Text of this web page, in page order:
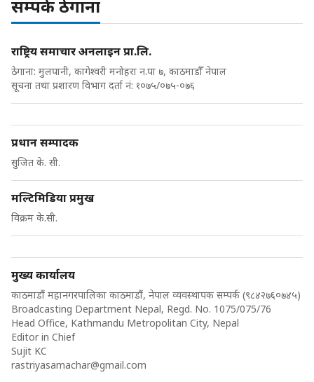
सम्पर्क ठेगाना
राष्ट्रिय समाचार अनलाइन प्रा.लि.
ठेगाना: मुलपानी, कागेश्वरी मनोहरा न.पा ७, काठमाडौँ नेपाल
सूचना तथा प्रशारण विभाग दर्ता नं: १०७५/०७५-०७६
प्रधान सम्पादक
सुजित के. सी.
मल्टिमिडिया प्रमुख
विक्रम के.सी.
मुख्य कार्यालय
काठमाडौं महानगरपालिका काठमाडौं, नेपाल व्यवस्थापक सम्पर्क (९८४२७६०७४५)
Broadcasting Department Nepal, Regd. No. 1075/075/76
Head Office, Kathmandu Metropolitan City, Nepal
Editor in Chief
Sujit KC
rastriyasamachar@gmail.com